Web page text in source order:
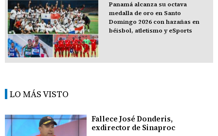
Panamá alcanza su octava
medalla de oro en Santo
Domingo 2026 con hazañas en
béisbol, atletismo y eSports
LO MÁS VISTO
Fallece José Donderis,
exdirector de Sinaproc